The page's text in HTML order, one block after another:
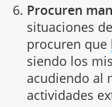
Procuren
situaciones
procuren que
siendo los
acudiendo al
actividades